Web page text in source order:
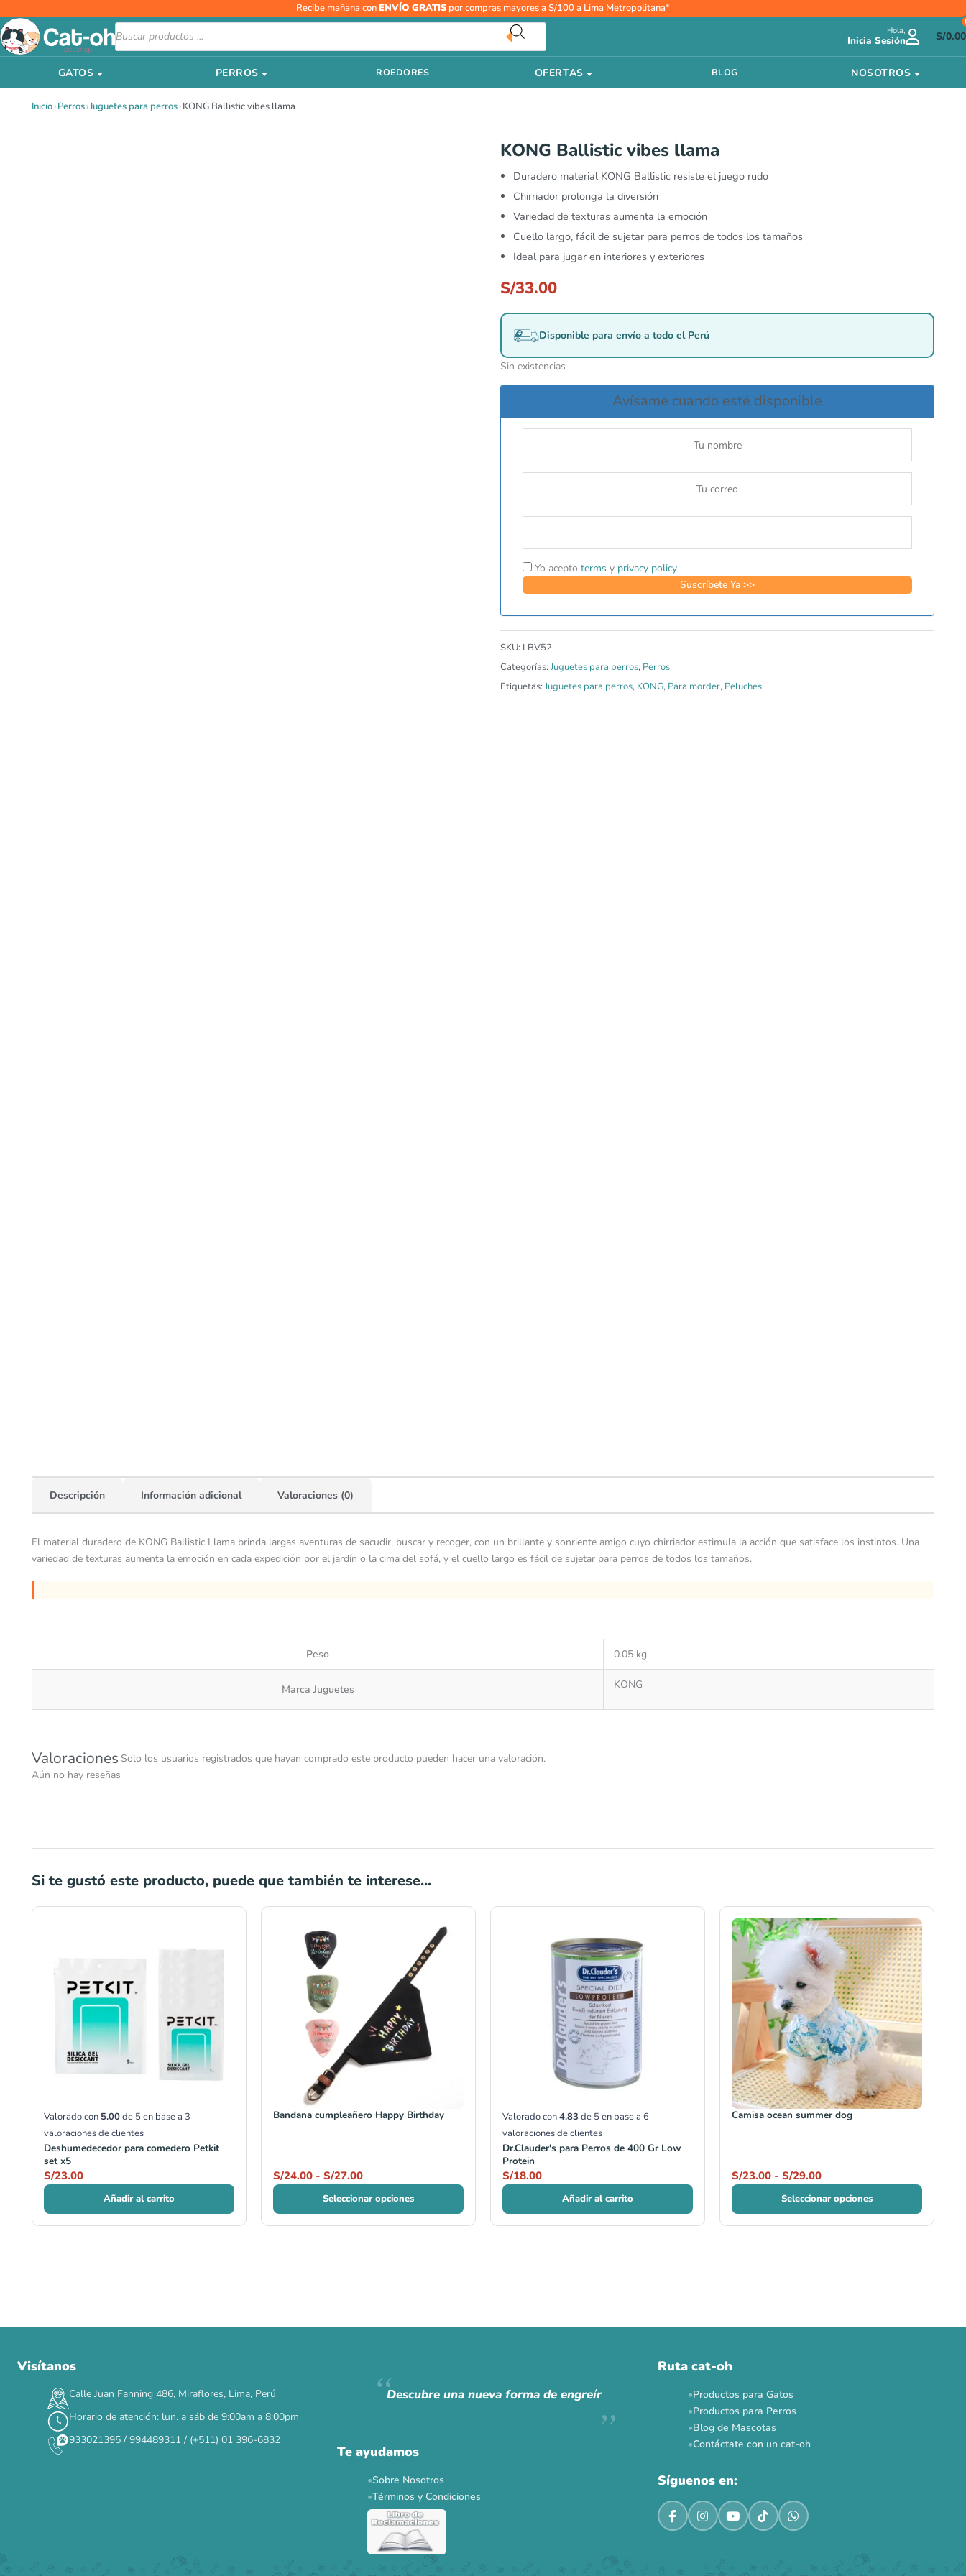
al
contenido
Recibe mañana conENVÍO GRATIS por compras mayores a S/100 a Lima Metropolitana*
Búsqueda
de
productos
Hola,
Inicia Sesión S/0.00
GATOS PERROS ROEDORES OFERTAS BLOG NOSOTROS
Inicio›Perros›Juguetes para perros›KONG Ballistic vibes llama
KONG Ballistic vibes llama
Duradero material KONG Ballistic resiste el juego rudo
Chirriador prolonga la diversión
Variedad de texturas aumenta la emoción
Cuello largo, fácil de sujetar para perros de todos los tamaños
Ideal para jugar en interiores y exteriores
S/33.00
Disponible para envío a todo el Perú
Sin existencias
Avísame cuando esté disponible
Yo acepto terms y privacy policy
SKU: LBV52
Categorías: Juguetes para perros, Perros
Etiquetas: Juguetes para perros, KONG, Para morder, Peluches
Descripción Información adicional Valoraciones (0)
El material duradero de KONG Ballistic Llama brinda largas aventuras de sacudir, buscar y recoger, con un brillante y sonriente amigo cuyo chirriador estimula la acción que satisface los instintos. Una
variedad de texturas aumenta la emoción en cada expedición por el jardín o la cima del sofá, y el cuello largo es fácil de sujetar para perros de todos los tamaños.
Peso 0.05 kg
Marca Juguetes KONG
Valoraciones
Aún no hay reseñas
Solo los usuarios registrados que hayan comprado este producto pueden hacer una valoración.
Si te gustó este producto, puede que también te interese...
Valorado con 5.00de 5 en base a 3
valoraciones de clientes
Deshumedecedor para comedero Petkit
set x5
S/23.00
Añadir al carrito
Bandana cumpleañero Happy Birthday
S/24.00 - S/27.00
S/24.00
hasta
S/27.00
Seleccionar opciones
Valorado con4.83 de 5 en base a 6
valoraciones de clientes
Dr.Clauder's para Perros de 400 Gr Low
Protein
S/18.00
Añadir al carrito
Camisa ocean summer dog
S/23.00 - S/29.00
de
precios:
desde
S/23.00
hasta
S/29.00
Seleccionar opciones
✕
CAT WEEK · 4 AL 8 DE AGOSTO
Solo por esta semana.
Visítanos
Calle Juan Fanning 486, Miraflores, Lima, Perú
Horario de atención: lun. a sáb de 9:00am a 8:00pm
933021395 / 994489311 / (+511) 01 396-6832
Descubre una nueva forma de engreír
Te ayudamos
Sobre Nosotros
Términos y Condiciones
Ruta cat-oh
Productos para Gatos
Productos para Perros
Blog de Mascotas
Contáctate con un cat-oh
Síguenos en: